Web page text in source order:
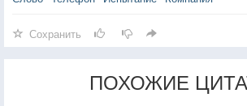
Сохранить
ПОХОЖИЕ